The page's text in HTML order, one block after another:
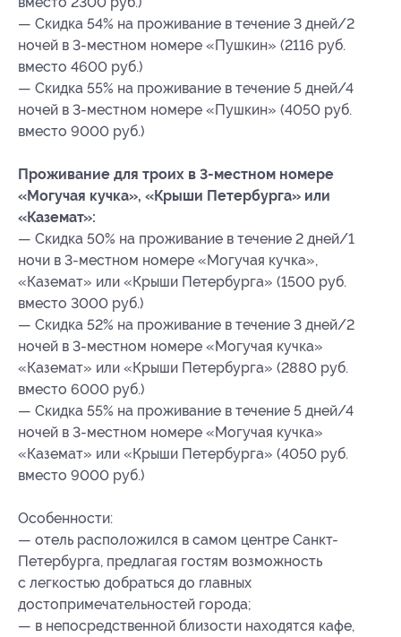
— Скидка 54% на проживание в течение 3 дней/2
ночей в 3-местном номере «Пушкин» (2116 руб.
вместо 4600 руб.)
— Скидка 55% на проживание в течение 5 дней/4
ночей в 3-местном номере «Пушкин» (4050 руб.
вместо 9000 руб.)
Проживание для троих в 3-местном номере
«Могучая кучка», «Крыши Петербурга» или
«Каземат»:
— Скидка 50% на проживание в течение 2 дней/1
ночи в 3-местном номере «Могучая кучка»,
«Каземат» или «Крыши Петербурга» (1500 руб.
вместо 3000 руб.)
— Скидка 52% на проживание в течение 3 дней/2
ночей в 3-местном номере «Могучая кучка»
«Каземат» или «Крыши Петербурга» (2880 руб.
вместо 6000 руб.)
— Скидка 55% на проживание в течение 5 дней/4
ночей в 3-местном номере «Могучая кучка»
«Каземат» или «Крыши Петербурга» (4050 руб.
вместо 9000 руб.)
Особенности:
— отель расположился в самом центре Санкт-
Петербурга, предлагая гостям возможность
с легкостью добраться до главных
достопримечательностей города;
— в непосредственной близости находятся кафе,